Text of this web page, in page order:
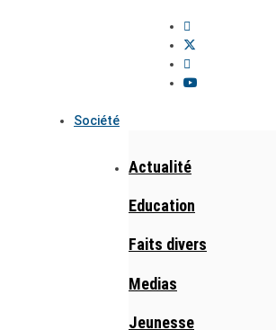
Société
Actualité
Education
Faits divers
Medias
Jeunesse